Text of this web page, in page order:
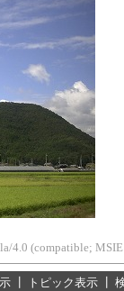
4.0 (compatible;
トピック表示